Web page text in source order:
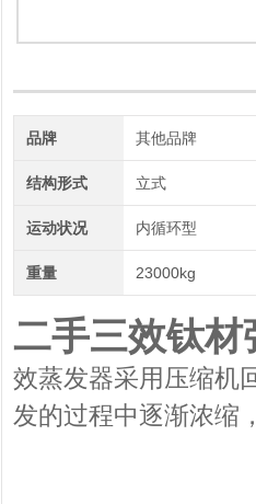
品牌 其他品牌
结构形式 立式
运动状况 内循环型
重量 23000kg
二手三效钛材
效蒸发器采用压缩机
发的过程中逐渐浓缩